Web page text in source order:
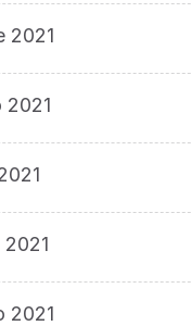
2021
2021
2021
2021